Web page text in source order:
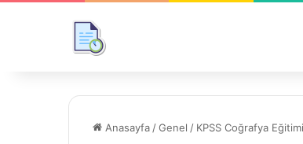
Anasayfa /Genel / KPSS Coğrafya